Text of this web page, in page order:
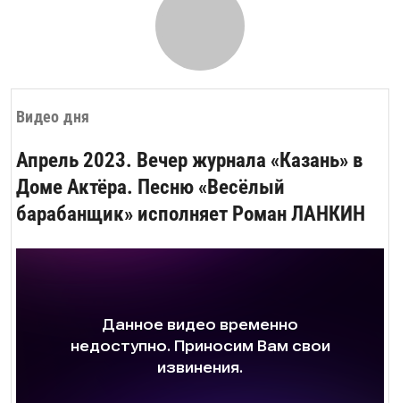
Видео дня
Апрель 2023. Вечер журнала «Казань» в
Доме Актёра. Песню «Весёлый
барабанщик» исполняет Роман ЛАНКИН